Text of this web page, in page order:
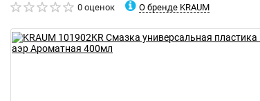
0 оценок О бренде KRAUM